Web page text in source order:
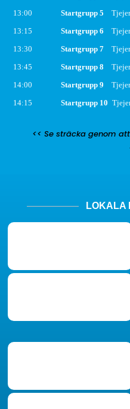
13:00
Startgrupp 5
13:15
Startgrupp 6
13:30
Startgrupp 7
13:45
Startgrupp 8
14:00
Startgrupp 9
14:15
Startgrupp 10
<< Se sträcka genom
LOKALA